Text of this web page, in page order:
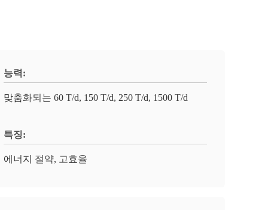
능력:
맞춤화되는 60 T/d, 150 T/d, 250 T/d, 1500 T/d
특징:
에너지 절약, 고효율